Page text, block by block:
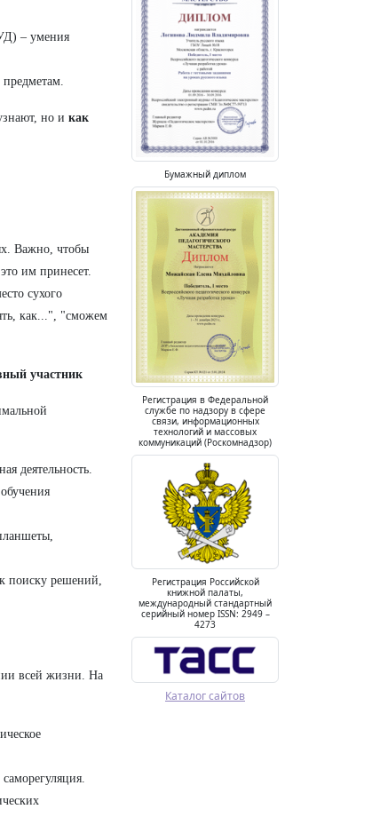
– умения
но и как
Важно, чтобы
это им принесет.
сухого
как...", "сможем
участник
деятельность.
поиску решений,
всей жизни. На
Бумажный диплом
Регистрация в Федеральной
службе по надзору в сфере
связи, информационных
технологий и массовых
коммуникаций (Роскомнадзор)
Регистрация Российской
книжной палаты,
международный стандартный
серийный номер ISSN: 2949 –
4273
Каталог сайтов